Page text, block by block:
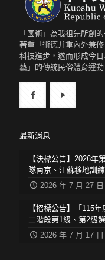
「國術」為我祖先所創
著重「術德并重內外兼
科技進步，遂而形成今
藝」的傳統民俗體育運
最新消息
【決標公告】2026年
隊南京、江蘇移地訓
2026 年 7 月 27 日
【招標公告】「115
二階段第1級、第2級
2026 年 7 月 17 日